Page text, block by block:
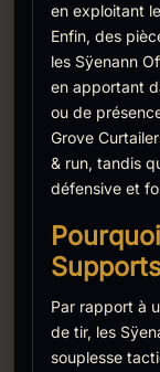
en exploitant
Enfin, des
les Sÿenann
en apportant
ou de
Grove
& run, tandis
défensive et
Par rapport à
de tir, les
souplesse